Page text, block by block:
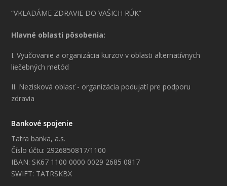
“VKLADÁME ZDRAVIE DO VAŠICH RÚK”
Hlavné oblasti pôsobenia:
I. Vyučovanie a organizácia kurzov v oblasti alternatívnych
liečebných metód
II. Nezisková oblasť - organizácia podujatí pre podporu
zdravia
Bankové spojenie
Tatra banka, a.s.
Číslo účtu: 2926850817/1100
IBAN: SK67 1100 0000 0029 2685 0817
SWIFT: TATRSKBX